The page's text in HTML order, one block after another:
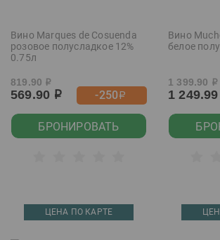
Вино Marques de Cosuenda
розовое полусладкое 12%
0.75л
819.90 р
569.90 р -250р
БРОНИРОВАТЬ
Вино
белое
1 399.90 р
1 249.99
ЦЕНА ПО КАРТЕ